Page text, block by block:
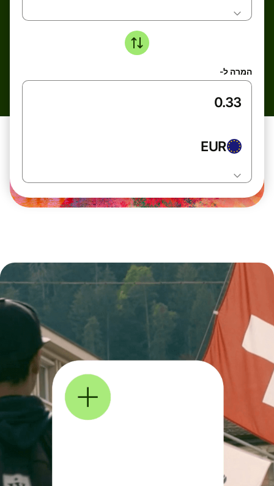
המרה ל-
EUR